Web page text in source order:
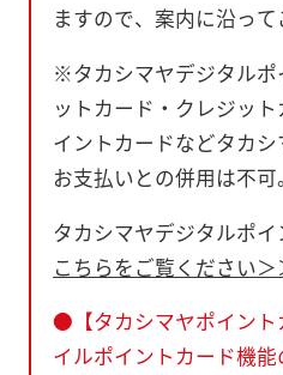
ますので、案内に沿って
※タカシマヤデジタルポ
ットカード・クレジッ
イントカードなどタカ
お支払いとの併用は不可。
タカシマヤデジタルポ
こちらをご覧ください＞
●【タカシマヤポイント
イルポイントカード機